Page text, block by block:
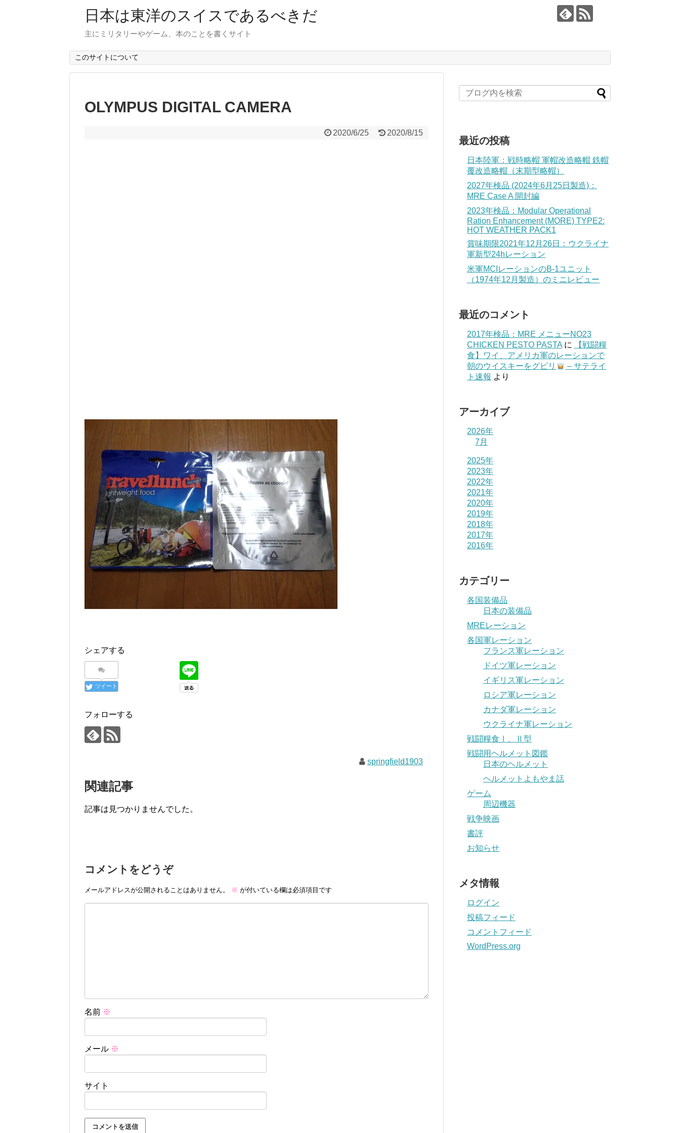
日本は東洋のスイスであるべきだ
主にミリタリーやゲーム、本のことを書くサイト
このサイトについて
OLYMPUS DIGITAL CAMERA
2020/6/25 2020/8/15
シェアする
ツイート
フォローする
springfield1903
関連記事
記事は見つかりませんでした。
コメントをどうぞ
メールアドレスが公開されることはありません。 ※ が付いている欄は必須項目です
名前 ※
メール ※
サイト
最近の投稿
日本陸軍：戦時略帽 軍帽改造略帽 鉄帽
覆改造略帽（末期型略帽）
2027年検品 (2024年6月25日製造)：
MRE Case A 開封編
2023年検品：Modular Operational
Ration Enhancement (MORE) TYPE2:
HOT WEATHER PACK1
賞味期限2021年12月26日：ウクライナ
軍新型24hレーション
米軍MCIレーションのB-1ユニット
（1974年12月製造）のミニレビュー
最近のコメント
2017年検品：MRE メニューNO23
CHICKEN PESTO PASTA に
【戦闘糧
食】ワイ、アメリカ軍のレーションで
朝のウイスキーをグビリ
– サテライ
ト速報 より
アーカイブ
2026年
7月
2025年
2023年
2022年
2021年
2020年
2019年
2018年
2017年
2016年
カテゴリー
各国装備品
日本の装備品
MREレーション
各国軍レーション
フランス軍レーション
ドイツ軍レーション
イギリス軍レーション
ロシア軍レーション
カナダ軍レーション
ウクライナ軍レーション
戦闘糧食Ⅰ、Ⅱ型
戦闘用ヘルメット図鑑
日本のヘルメット
ヘルメットよもやま話
ゲーム
周辺機器
戦争映画
書評
お知らせ
メタ情報
ログイン
投稿フィード
コメントフィード
WordPress.org